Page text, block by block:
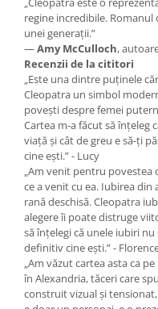
regine incredibile.
unei generații.”
—Amy McCulloch,
Recenzii de la cititori
„Este una dintre puținele
Cleopatra un simbol
povești despre femei
Cartea m-a făcut să înțeleg
viață și cât de greu e să-ți
cine ești.” - Lucy
„Am venit pentru
ce a venit cu ea. Iubirea din
rană deschisă. Cleopatra
alegere îi poate distruge
să înțelegi că unele iubiri
definitiv cine ești.” -
„Am văzut cartea asta ca
în Alexandria, tăceri care
construit vizual și